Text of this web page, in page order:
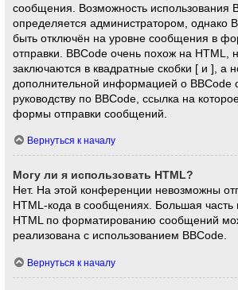
сообщения. Возможность использования
определяется администратором, однако
быть отключён на уровне сообщения в
отправки. BBCode очень похож на HTML,
заключаются в квадратные скобки [ и ], а
дополнительной информацией о BBCode
руководству по BBCode, ссылка на
формы отправки сообщений.
Вернуться к началу
Могу ли я использовать HTML?
Нет. На этой конференции невозможны
HTML-кода в сообщениях. Большая часть
HTML по форматированию сообщений
реализована с использованием BBCode.
Вернуться к началу